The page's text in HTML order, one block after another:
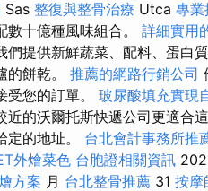
Sas 整復與整骨治療 Utca 專業
十億種風味組合。 詳細實用
提供新鮮蔬菜、配料、蛋白
的餅乾。 推薦的網路行銷公司
受您的訂單。 玻尿酸填充實現
的沃爾托斯快遞公司更適合
定的地址。 台北會計事務所推
外燴菜色 台胞證相關資訊
方案 月 台北整骨推薦 31 按摩